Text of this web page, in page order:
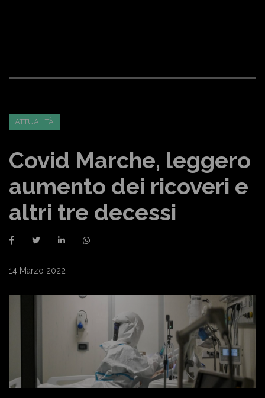
ATTUALITÀ
Covid Marche, leggero
aumento dei ricoveri e
altri tre decessi
14 Marzo 2022